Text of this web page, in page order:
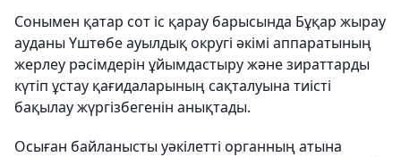
Сонымен қатар сот іс қарау барысында Бұқар жырау
ауданы Үштөбе ауылдық округі әкімі аппаратының
жерлеу рәсімдерін ұйымдастыру және зираттарды
күтіп ұстау қағидаларының сақталуына тиісті
бақылау жүргізбегенін анықтады.
Осыған байланысты уәкілетті органның атына